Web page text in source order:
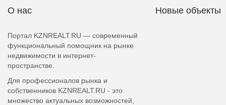
О нас
Портал KZNREALT.RU — современный
функциональный помощник на рынке
недвижимости в интернет-
пространстве.
Для профессионалов рынка и
собственников KZNREALT.RU - это
множество актуальных возможностей,
Новые объекты